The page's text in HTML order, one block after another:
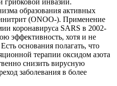
грибковой инвазии.
образования активных
(ONOO-). Применение
коронавируса SARS в 2002-
эффективность, хотя и не
основания полагать, что
терапии оксидом азота
снизить вирусную
заболевания в более